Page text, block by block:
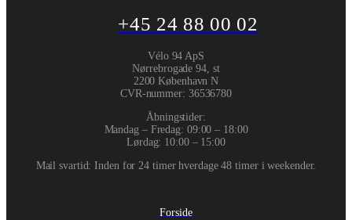
+45 24 88 00 02
Vélo 94 ApS
Nørrebrogade 94, st
2200 København N
CVR-nummer: 36536780
Åbningstider:
Mandag – Fredag: 09:00 – 18:00
Lørdag: 10:00 – 15:00
Mail svartid: Inden for 24 timer hverdage 48 timer i weekender.
Forside